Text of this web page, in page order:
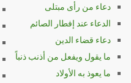
دعاء من رأى مبتلى
الدعاء عند إفطار الصائم
دعاء قضاء الدين
ما يقول ويفعل من أذنب ذنباً
ما يعوذ به الأولاد